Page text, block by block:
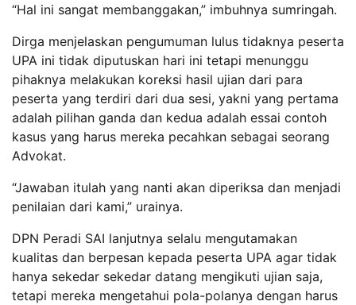
“Hal ini sangat membanggakan,” imbuhnya sumringah.
Dirga menjelaskan pengumuman lulus tidaknya peserta
UPA ini tidak diputuskan hari ini tetapi menunggu
pihaknya melakukan koreksi hasil ujian dari para
peserta yang terdiri dari dua sesi, yakni yang pertama
adalah pilihan ganda dan kedua adalah essai contoh
kasus yang harus mereka pecahkan sebagai seorang
Advokat.
“Jawaban itulah yang nanti akan diperiksa dan menjadi
penilaian dari kami,” urainya.
DPN Peradi SAI lanjutnya selalu mengutamakan
kualitas dan berpesan kepada peserta UPA agar tidak
hanya sekedar sekedar datang mengikuti ujian saja,
tetapi mereka mengetahui pola-polanya dengan harus